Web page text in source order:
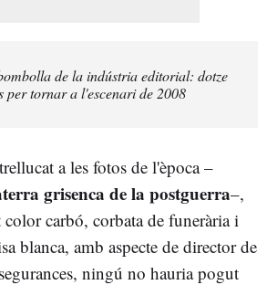
de la indústria editorial: dotze
per tornar a l'escenari de 2008
a les fotos de l'època –
grisenca de la postguerra–,
carbó, corbata de funerària i
blanca, amb aspecte de director de
ningú no hauria pogut